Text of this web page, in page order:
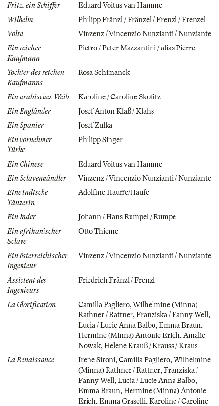
Fritz, ein Schiffer
Eduard Voitus van Hamme
Wilhelm
Philipp Fränzl / Fränzel / Frenzl / Frenzel
Volta
Vinzenz / Vincenzio Nunzianti / Nunziante
Ein reicher
Kaufmann
Pietro / Peter Mazzantini / alias Pierre
Tochter des reichen
Kaufmanns
Rosa Schimanek
Ein arabisches Weib
Karoline / Caroline Skofitz
Ein Engländer
Josef Anton Klaß / Klahs
Ein Spanier
Josef Zulka
Ein vornehmer
Türke
Philipp Singer
Ein Chinese
Eduard Voitus van Hamme
Ein Sclavenhändler
Vinzenz / Vincenzio Nunzianti / Nunziante
Eine indische
Tänzerin
Adolfine Hauffe/Haufe
Ein Inder
Johann / Hans Rumpel / Rumpe
Ein afrikanischer
Sclave
Otto Thieme
Ein österreichischer
Ingenieur
Vinzenz / Vincenzio Nunzianti / Nunziante
Assistent des
Ingenieurs
Friedrich Fränzl / Frenzl
La Glorification Camilla Pagliero,Wilhelmine (Minna)
Rathner / Rattner,Franziska / Fanny Well,
Lucia / Lucie Anna Balbo,Emma Braun,
Hermine (Minna) Antonie Erich,Amalie
Nowak,Helene Krauß / Krauss / Kraus
La Renaissance
Irene Sironi,Camilla Pagliero,Wilhelmine
(Minna) Rathner / Rattner,Franziska /
Fanny Well,Lucia / Lucie Anna Balbo,
Emma Braun,Hermine (Minna) Antonie
Erich,Emma Graselli,Karoline / Caroline